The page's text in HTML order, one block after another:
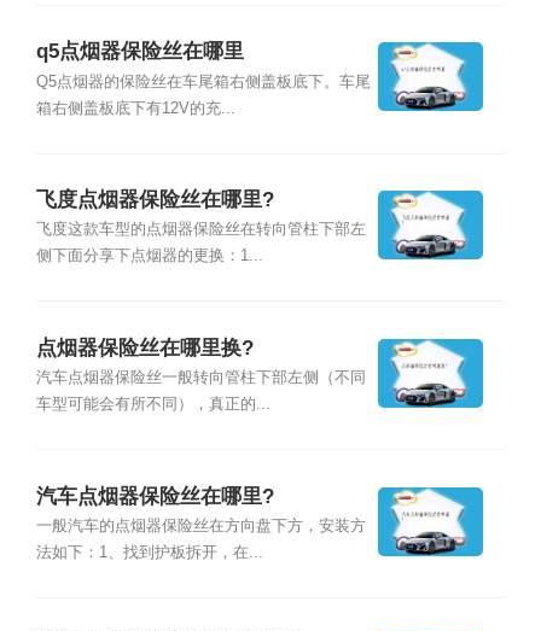
q5点烟器保险丝在哪里
Q5点烟器的保险丝在车尾箱右侧盖板底下。车尾
箱右侧盖板底下有12V的充...
飞度点烟器保险丝在哪里?
飞度这款车型的点烟器保险丝在转向管柱下部左
侧下面分享下点烟器的更换：1...
点烟器保险丝在哪里换?
汽车点烟器保险丝一般转向管柱下部左侧（不同
车型可能会有所不同），真正的...
汽车点烟器保险丝在哪里?
一般汽车的点烟器保险丝在方向盘下方，安装方
法如下：1、找到护板拆开，在...